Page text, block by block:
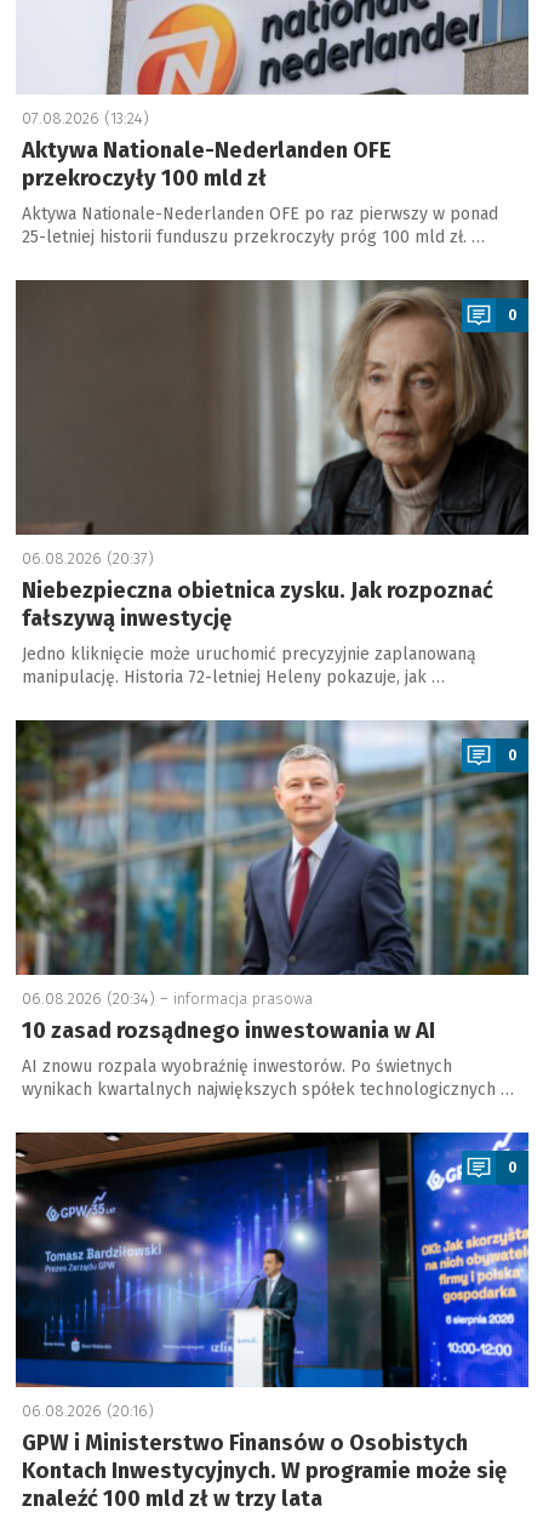
07.08.2026 (13:24)
Aktywa Nationale-Nederlanden OFE
przekroczyły 100 mld zł
Aktywa Nationale-Nederlanden OFE po raz pierwszy w ponad
25-letniej historii funduszu przekroczyły próg 100 mld zł. …
a
0
06.08.2026 (20:37)
Niebezpieczna obietnica zysku. Jak rozpoznać
fałszywą inwestycję
Jedno kliknięcie może uruchomić precyzyjnie zaplanowaną
manipulację. Historia 72-letniej Heleny pokazuje, jak …
a
0
06.08.2026 (20:34) – informacja prasowa
10 zasad rozsądnego inwestowania w AI
AI znowu rozpala wyobraźnię inwestorów. Po świetnych
wynikach kwartalnych największych spółek technologicznych …
a
0
06.08.2026 (20:16)
GPW i Ministerstwo Finansów o Osobistych
Kontach Inwestycyjnych. W programie może się
znaleźć 100 mld zł w trzy lata